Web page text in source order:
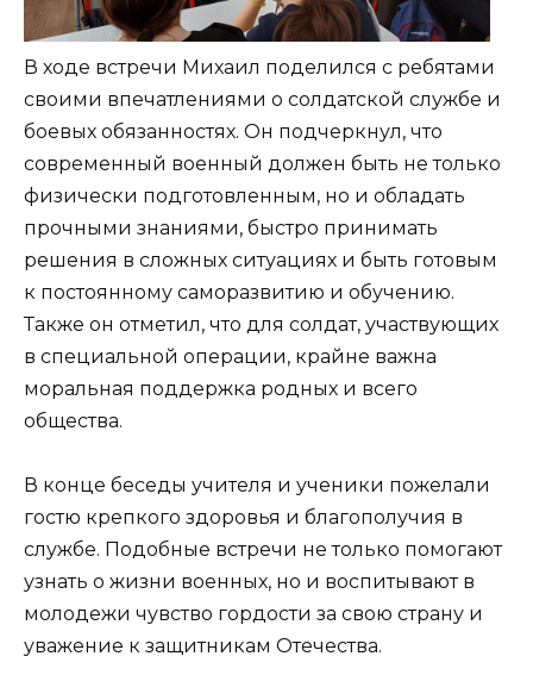
В ходе встречи Михаил поделился с ребятами
своими впечатлениями о солдатской службе и
боевых обязанностях. Он подчеркнул, что
современный военный должен быть не только
физически подготовленным, но и обладать
прочными знаниями, быстро принимать
решения в сложных ситуациях и быть готовым
к постоянному саморазвитию и обучению.
Также он отметил, что для солдат, участвующих
в специальной операции, крайне важна
моральная поддержка родных и всего
общества.
В конце беседы учителя и ученики пожелали
гостю крепкого здоровья и благополучия в
службе. Подобные встречи не только помогают
узнать о жизни военных, но и воспитывают в
молодежи чувство гордости за свою страну и
уважение к защитникам Отечества.